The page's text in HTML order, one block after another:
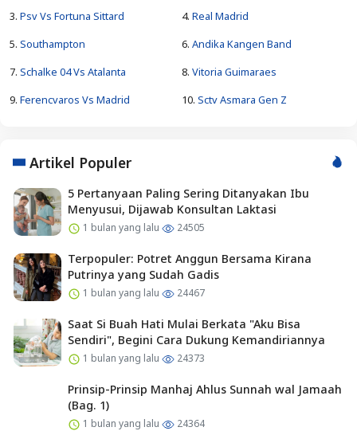
3. Psv Vs Fortuna Sittard 4. Real Madrid
5. Southampton 6. Andika Kangen Band
7. Schalke 04 Vs Atalanta 8. Vitoria Guimaraes
9. Ferencvaros Vs Madrid 10. Sctv Asmara Gen Z
Artikel Populer
5 Pertanyaan Paling Sering Ditanyakan Ibu
Menyusui, Dijawab Konsultan Laktasi
1 bulan yang lalu 24505
Terpopuler: Potret Anggun Bersama Kirana
Putrinya yang Sudah Gadis
1 bulan yang lalu 24467
Saat Si Buah Hati Mulai Berkata "Aku Bisa
Sendiri", Begini Cara Dukung Kemandiriannya
1 bulan yang lalu 24373
Prinsip-Prinsip Manhaj Ahlus Sunnah wal Jamaah
(Bag. 1)
1 bulan yang lalu 24364